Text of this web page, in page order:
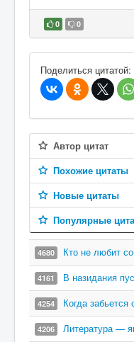
0 0
В избранное
Поделиться цитатой:
Автор цитат
Похожие цитаты
Новые цитаты
Популярные
4680 Кто не любит
4161 В назидания
4254 Когда
4206 Литература —